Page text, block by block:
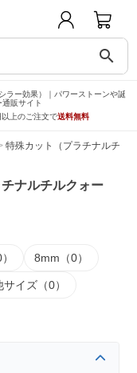
search
ラー効果）｜パワーストーンや誕
販サイト
上のご注文で送料無料
特殊カット（プラチナルチル
ナルチルクォー
8mm（0）
イズ（0）